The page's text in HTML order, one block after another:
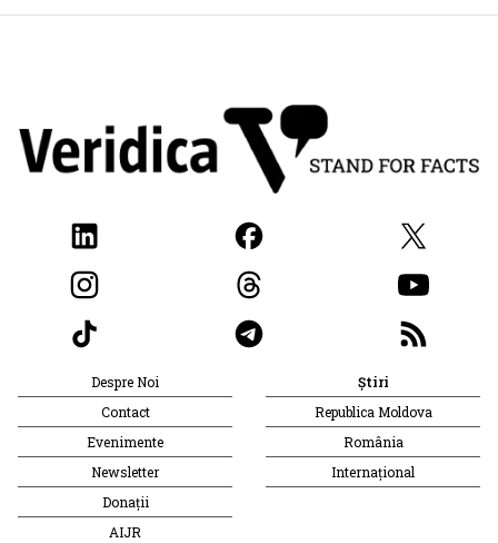
Despre Noi
Contact
Evenimente
Newsletter
Donații
AIJR
Știri
Republica Moldova
România
Internațional